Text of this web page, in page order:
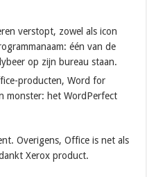
verstopt, zowel als icon
één van de
op zijn bureau staan.
producten, Word for
monster: het WordPerfect
Overigens, Office is net als
Xerox product.